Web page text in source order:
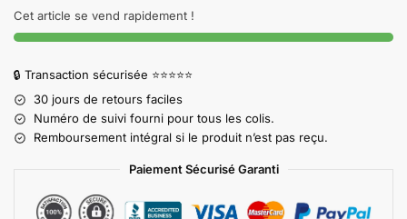
Cet article se vend rapidement !
🔒 Transaction sécurisée ⭐⭐⭐⭐⭐
30 jours de retours faciles
Numéro de suivi fourni pour tous les colis.
Remboursement intégral si le produit n’est pas reçu.
Paiement Sécurisé Garanti